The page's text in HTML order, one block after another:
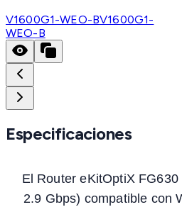
V1600G1-WEO-BV1600G1-
WEO-B
Especificaciones
El Router eKitOptiX
2.9 Gbps) compatible con